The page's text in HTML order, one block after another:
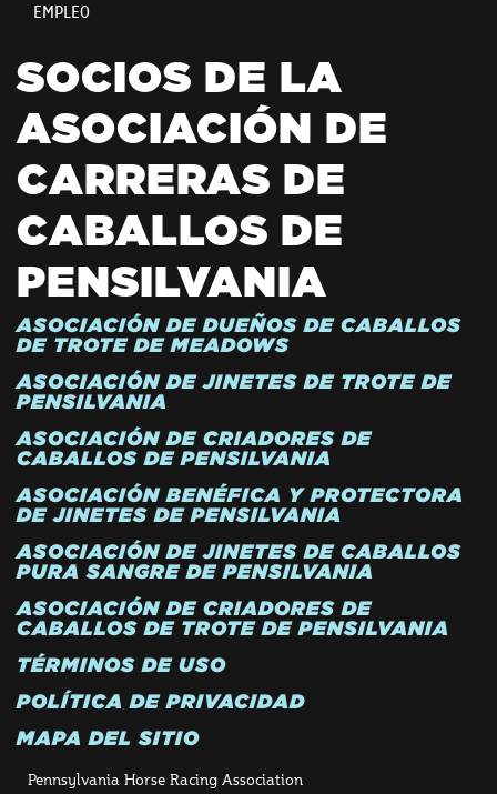
EMPLEO
SOCIOS DE LA
ASOCIACIÓN DE
CARRERAS DE
CABALLOS DE
PENSILVANIA
ASOCIACIÓN DE DUEÑOS DE CABALLOS
DE TROTE DE MEADOWS
ASOCIACIÓN DE JINETES DE TROTE DE
PENSILVANIA
ASOCIACIÓN DE CRIADORES DE
CABALLOS DE PENSILVANIA
ASOCIACIÓN BENÉFICA Y PROTECTORA
DE JINETES DE PENSILVANIA
ASOCIACIÓN DE JINETES DE CABALLOS
PURA SANGRE DE PENSILVANIA
ASOCIACIÓN DE CRIADORES DE
CABALLOS DE TROTE DE PENSILVANIA
TÉRMINOS DE USO
POLÍTICA DE PRIVACIDAD
MAPA DEL SITIO
Pennsylvania Horse Racing Association